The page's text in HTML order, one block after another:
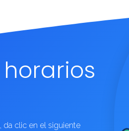
da clic en el siguiente